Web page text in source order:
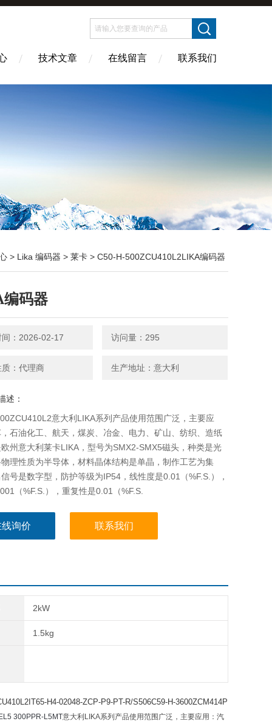
技术文章 在线留言 联系我们
> Lika 编码器 > 莱卡 > C50-H-500ZCU410L2LIKA编码器
编码器
间：2026-02-17 访问量：295
质：代理商 生产地址：意大利
述：
意大利LIKA系列产品使用范围广泛，主要应
，石油化工、航天，煤炭、冶金、电力、矿山、纺织、造纸
州意大利莱卡LIKA，型号为SMX2-SMX5磁头，种类是光
理性质为半导体，材料晶体结构是单晶，制作工艺为集
号是数字型，防护等级为IP54，线性度是0.01（%F.S.），
（%F.S.），重复性是0.01（%F.S.
询价 联系我们
2kW
1.5kg
H4-02048-ZCP-P9-PT-R/S506C59-H-3600ZCM414P
300PPR-L5MT意大利LIKA系列产品使用范围广泛，主要应用：汽